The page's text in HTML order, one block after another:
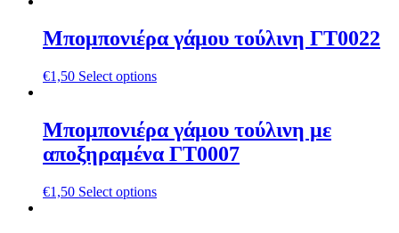
Μπομπονιέρα γάμου τούλινη ΓΤ0022
€1,50 Select options
Μπομπονιέρα γάμου τούλινη με
αποξηραμένα ΓΤ0007
€1,50 Select options